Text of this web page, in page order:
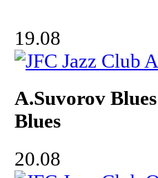
19.08
A.Suvorov
Blues
20.08